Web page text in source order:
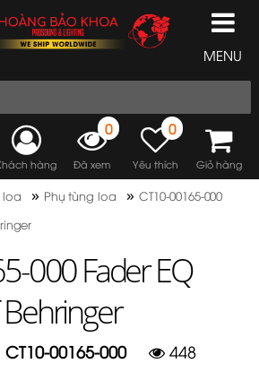
MENU
hàng
0
Đã xem
0
Yêu thích Giỏ hàng
loa » Phụ tùng loa » CT10-00165-000
000 Fader EQ
CT10-00165-000 448